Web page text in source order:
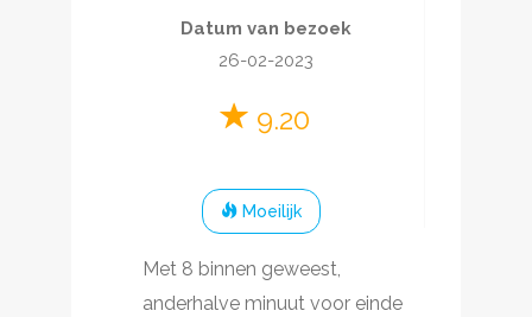
Datum van bezoek
26-02-2023
9.20
Moeilijk
Met 8 binnen geweest,
anderhalve minuut voor einde